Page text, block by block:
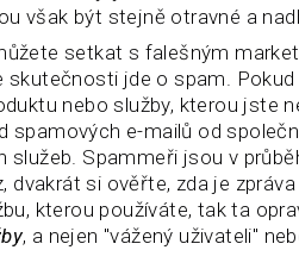
však být stejně otravné a
setkat s falešným
skutečnosti jde o spam.
nebo služby, kterou jste
spamových e-mailů od
služeb. Spammeři jsou v
dvakrát si ověřte, zda je
kterou používáte, tak ta
, a nejen "vážený uživateli"